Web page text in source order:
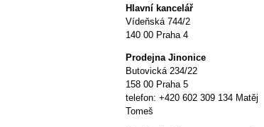
Hlavní kancelář
Vídeňská 744/2
140 00 Praha 4
Prodejna Jinonice
Butovická 234/22
158 00 Praha 5
telefon: +420 602 309 134 Matěj
Tomeš